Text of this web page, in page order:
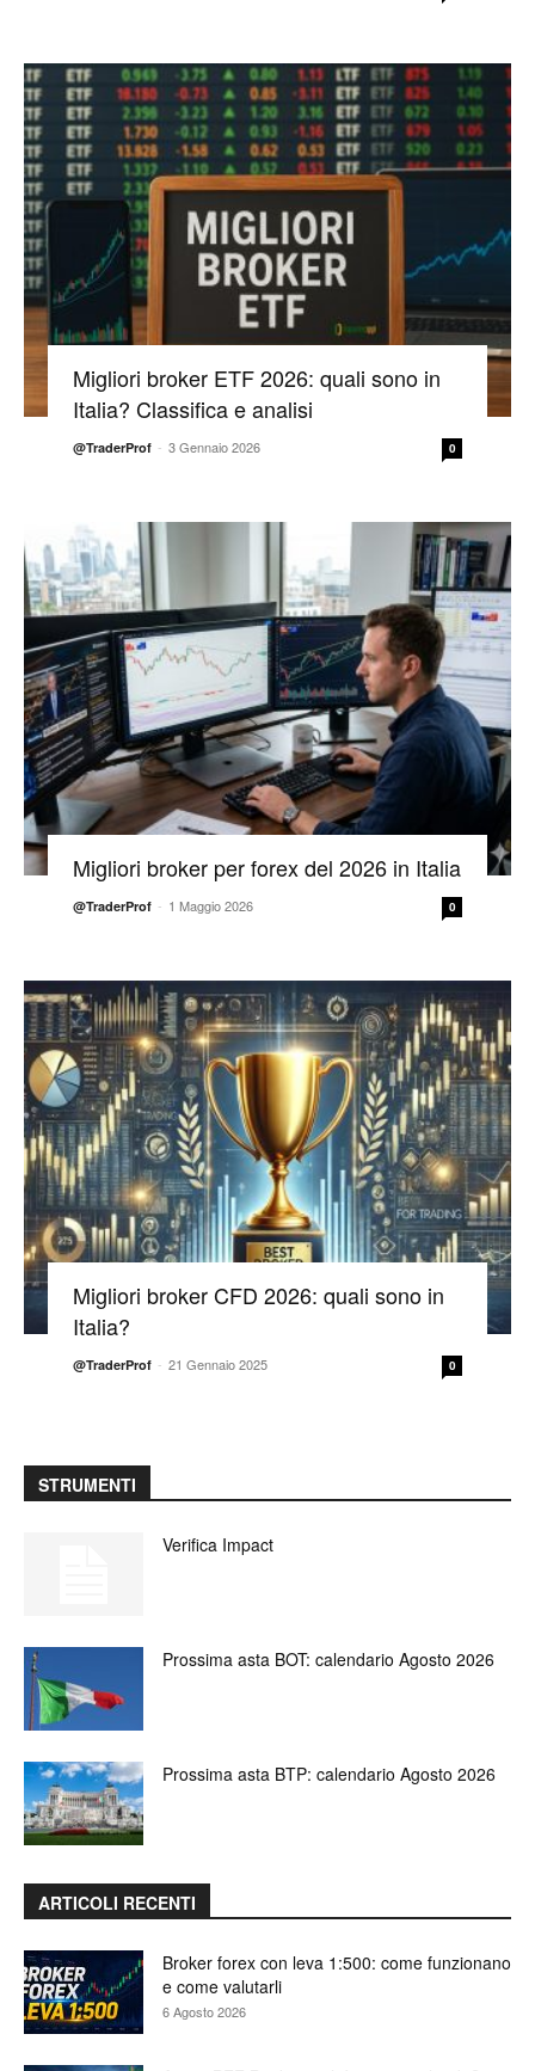
Migliori broker ETF 2026: quali sono in
Italia? Classifica e analisi
@TraderProf - 3 Gennaio 2026 0
Migliori broker per forex del 2026 in Italia
@TraderProf - 1 Maggio 2026 0
Migliori broker CFD 2026: quali sono in
Italia?
@TraderProf - 21 Gennaio 2025 0
STRUMENTI
Verifica Impact
Prossima asta BOT: calendario Agosto 2026
Prossima asta BTP: calendario Agosto 2026
ARTICOLI RECENTI
Broker forex con leva 1:500: come funzionano
e come valutarli
6 Agosto 2026